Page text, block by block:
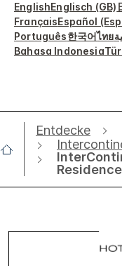
EnglishEnglisch (GB)
FrançaisEspañol
Português한국어ไทย
Bahasa Indonesia
Entdecke